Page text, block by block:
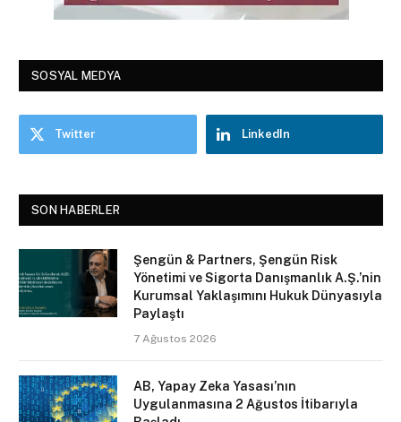
SOSYAL MEDYA
Twitter LinkedIn
SON HABERLER
Şengün & Partners, Şengün Risk
Yönetimi ve Sigorta Danışmanlık A.Ş.’nin
Kurumsal Yaklaşımını Hukuk Dünyasıyla
Paylaştı
7 Ağustos 2026
AB, Yapay Zeka Yasası’nın
Uygulanmasına 2 Ağustos İtibarıyla